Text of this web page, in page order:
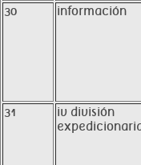
30 información
31
iv división